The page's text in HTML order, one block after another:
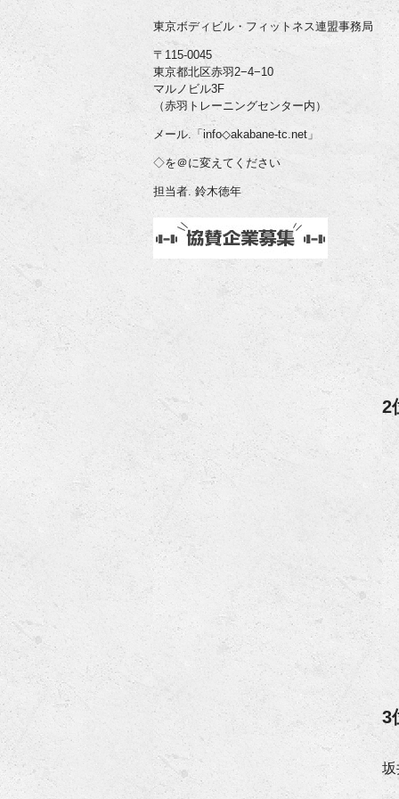
東京ボディビル・フィットネス連盟事務局
〒115-0045
東京都北区赤羽2−4−10
マルノビル3F
（赤羽トレーニングセンター内）
メール.「info◇akabane-tc.net」
◇を＠に変えてください
担当者. 鈴木徳年
2
3